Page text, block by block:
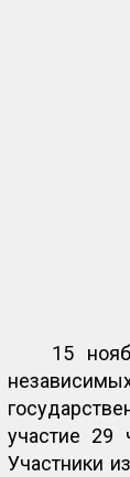
15
участие 29
Участники